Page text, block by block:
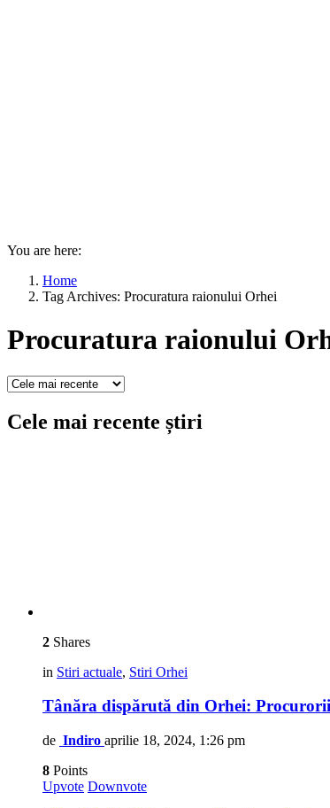
You are here:
Home
Tag Archives: Procuratura raionului Orhei
Procuratura raionului
Cele mai recente știri
2 Shares
in Stiri actuale, Stiri Orhei
Tânăra dispărută din Orhei: Procurorii
de Indiro aprilie 18, 2024, 1:26 pm
8 Points
Upvote Downvote